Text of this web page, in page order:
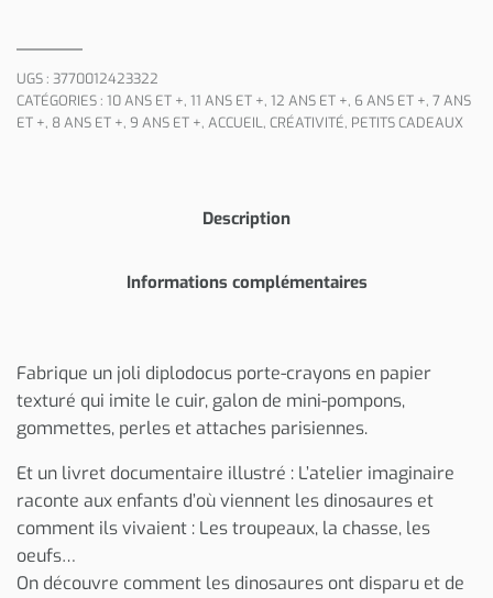
UGS : 3770012423322
CATÉGORIES : 10 ANS ET +, 11 ANS ET +, 12 ANS ET +, 6 ANS ET +, 7 ANS
ET +, 8 ANS ET +, 9 ANS ET +, ACCUEIL, CRÉATIVITÉ, PETITS CADEAUX
Description
Informations complémentaires
Fabrique un joli diplodocus porte-crayons en papier
texturé qui imite le cuir, galon de mini-pompons,
gommettes, perles et attaches parisiennes.
Et un livret documentaire illustré : L’atelier imaginaire
raconte aux enfants d’où viennent les dinosaures et
comment ils vivaient : Les troupeaux, la chasse, les
oeufs…
On découvre comment les dinosaures ont disparu et de